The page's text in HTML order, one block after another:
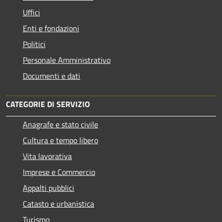
Uffici
Enti e fondazioni
Politici
Personale Amministrativo
Documenti e dati
CATEGORIE DI SERVIZIO
Anagrafe e stato civile
Cultura e tempo libero
Vita lavorativa
Imprese e Commercio
Appalti pubblici
Catasto e urbanistica
Turismo